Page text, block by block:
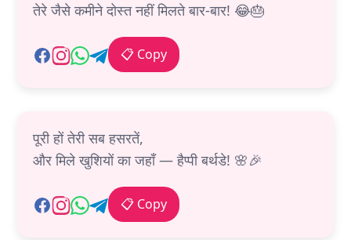
तेरे जैसे कमीने दोस्त नहीं मिलते बार-बार! 😂🎂
📋 Copy
पूरी हों तेरी सब हसरतें,
और मिले खुशियों का जहाँ — हैप्पी बर्थडे! 🌸🎉
📋 Copy